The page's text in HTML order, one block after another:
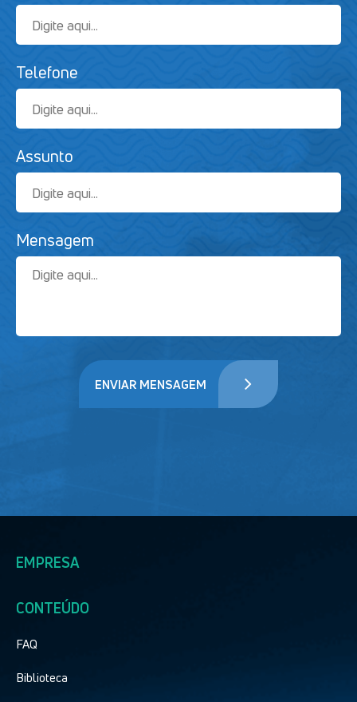
Telefone
Assunto
Mensagem
ENVIAR MENSAGEM
EMPRESA
CONTEÚDO
FAQ
Biblioteca